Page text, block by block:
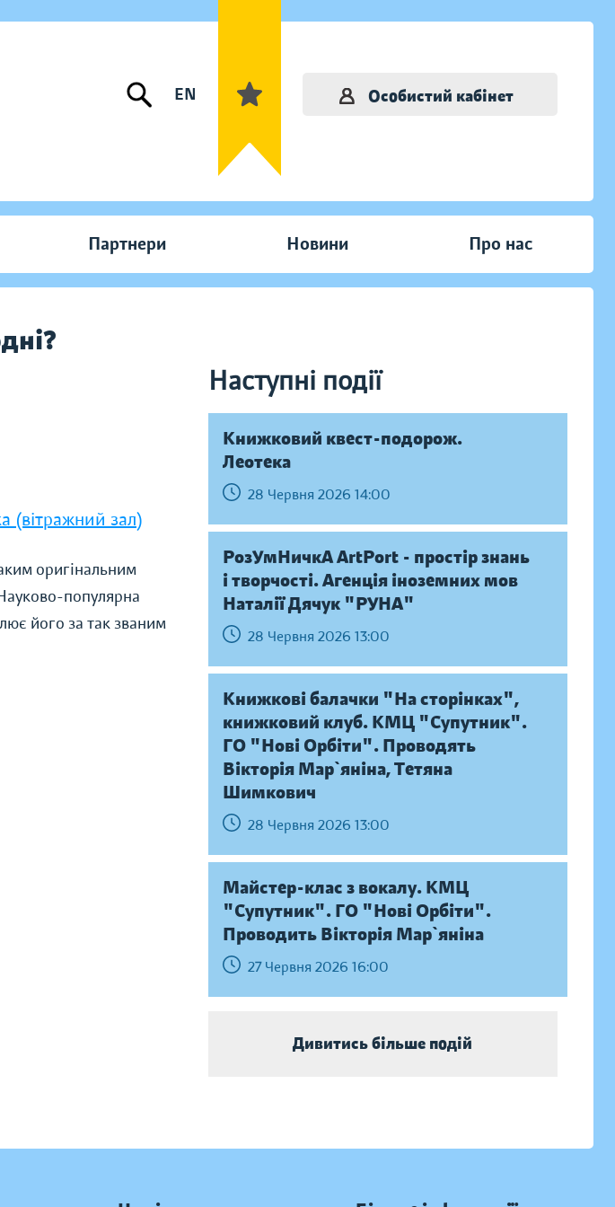
EN Особистий кабінет
Партнери Новини Про нас
Наступні події
(вітражний зал)
оригінальним
популярна
його за так званим
Книжковий квест-подорож.
Леотека
28 Червня 2026 14:00
РозУмНичкА ArtPort - простір знань
і творчості. Агенція іноземних мов
Наталії Дячук "РУНА"
28 Червня 2026 13:00
Книжкові балачки "На сторінках",
книжковий клуб. КМЦ "Супутник".
ГО "Нові Орбіти". Проводять
Вікторія Мар`яніна, Тетяна
Шимкович
28 Червня 2026 13:00
Майстер-клас з вокалу. КМЦ
"Супутник". ГО "Нові Орбіти".
Проводить Вікторія Мар`яніна
27 Червня 2026 16:00
Дивитись більше подій